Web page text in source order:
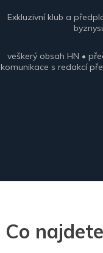
Exkluzivní klub a
veškerý obsah HN •
komunikace s redakcí
Co